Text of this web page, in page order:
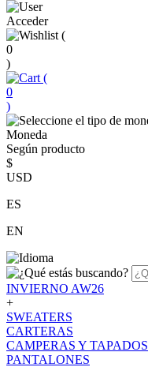
Acceder
(
0
)
(
0
)
Moneda
Según producto
$
USD
ES
EN
INVIERNO AW26
+
SWEATERS
CARTERAS
CAMPERAS Y TAPADOS
PANTALONES